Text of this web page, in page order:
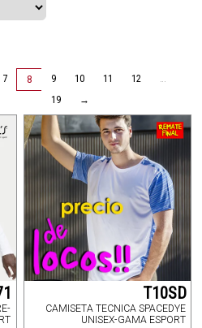
7 8 9 10 11 12
…
19
→
T10SD
CAMISETA TECNICA SPACEDYE
UNISEX-GAMA ESPORT